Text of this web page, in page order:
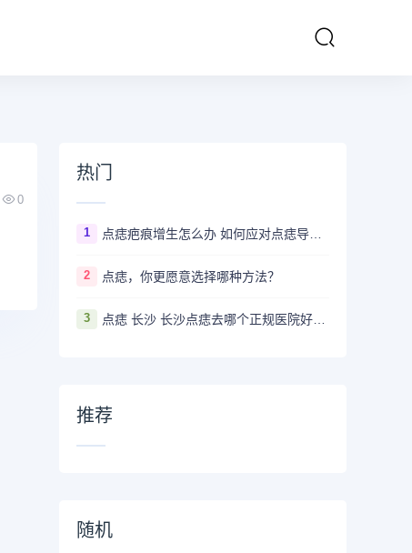
0
热门
1 点痣疤痕增生怎么办 如何应对点痣导致的疤痕增生
2 点痣，你更愿意选择哪种方法？
3 点痣 长沙 长沙点痣去哪个正规医院好？推荐5家口碑超棒且价格实惠的好医院
推荐
随机